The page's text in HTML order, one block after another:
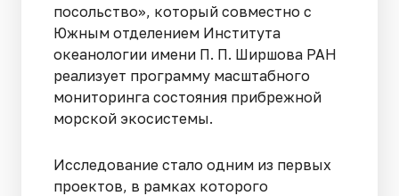
посольство», который совместно с
Южным отделением Института
океанологии имени П. П. Ширшова РАН
реализует программу масштабного
мониторинга состояния прибрежной
морской экосистемы.
Исследование стало одним из первых
проектов, в рамках которого